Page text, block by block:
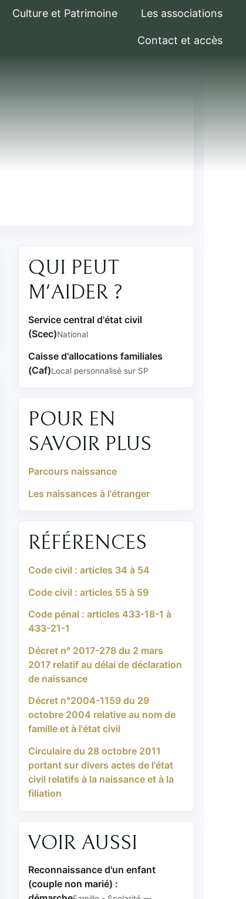
Culture et Patrimoine Les associations
Contact et accès
QUI PEUT
M'AIDER ?
Service central d'état civil
(Scec)National
Caisse d'allocations familiales
(Caf)Local personnalisé sur SP
POUR EN
SAVOIR PLUS
Parcours naissance
Les naissances à l'étranger
RÉFÉRENCES
Code civil : articles 34 à 54
Code civil : articles 55 à 59
Code pénal : articles 433-18-1 à
433-21-1
Décret n° 2017-278 du 2 mars
2017 relatif au délai de déclaration
de naissance
Décret n°2004-1159 du 29
octobre 2004 relative au nom de
famille et à l'état civil
Circulaire du 28 octobre 2011
portant sur divers actes de l'état
civil relatifs à la naissance et à la
filiation
VOIR AUSSI
Reconnaissance d'un enfant
(couple non marié) :